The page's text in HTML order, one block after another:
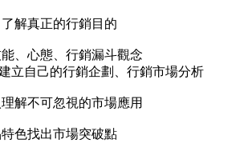
解真正的行銷目的
、心態、行銷漏斗觀念
立自己的行銷企劃、行銷市場分析
解不可忽視的市場應用
色找出市場突破點